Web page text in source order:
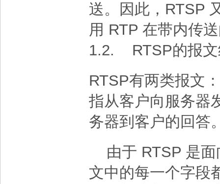
送。因此，RTSP
用 RTP 在带内传
1.2.
RTSP的报
RTSP有两类报文
指从客户向服务器
务器到客户的回答
由于 RTSP 是
文中的每一个字段